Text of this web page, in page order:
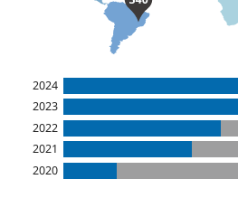
2024
2023
2022
2021
2020